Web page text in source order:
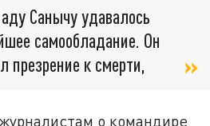
Санычу удавалось
самообладание. Он
презрение к смерти,
о командире